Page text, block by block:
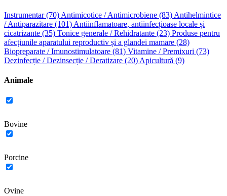
Instrumentar (70) Antimicotice / Antimicrobiene (83) Antihelmintice
/ Antiparazitare (101) Antiinflamatoare, antiinfecțioase locale și
cicatrizante (35) Tonice generale / Rehidratante (23) Produse pentru
afecțiunile aparatului reproductiv și a glandei mamare (28)
Biopreparate / Imunostimulatoare (81) Vitamine / Premixuri (73)
Dezinfecție / Dezinsecție / Deratizare (20) Apicultură (9)
Animale
Bovine
Porcine
Ovine